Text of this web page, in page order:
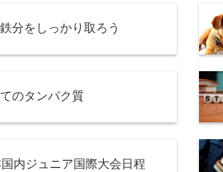
分をしっかり取ろう
のタンパク質
内ジュニア国際大会日程